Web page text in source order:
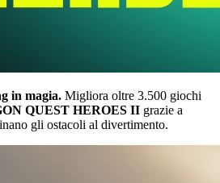
in magia. Migliora oltre 3.500 giochi
QUEST HEROES II grazie a
gli ostacoli al divertimento.